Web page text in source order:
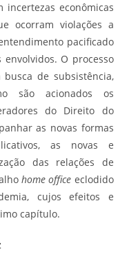
incertezas econômicas
ocorram violações a
pacificado
O processo
de subsistência,
são acionados os
do Direito do
as novas formas
as novas e
das relações de
home office eclodido
cujos efeitos e
capítulo.